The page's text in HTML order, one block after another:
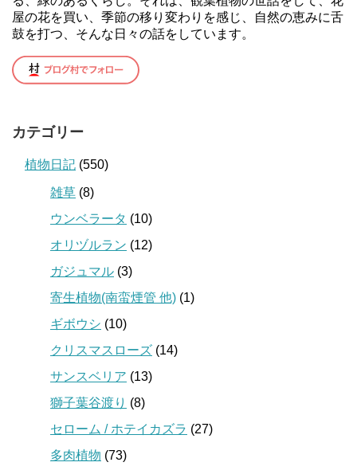
屋の花を買い、季節の移り変わりを感じ、自然の恵みに舌
鼓を打つ、そんな日々の話をしています。
カテゴリー
植物日記 (550)
雑草 (8)
ウンベラータ (10)
オリヅルラン (12)
ガジュマル (3)
寄生植物(南蛮煙管 他) (1)
ギボウシ (10)
クリスマスローズ (14)
サンスベリア (13)
獅子葉谷渡り (8)
セローム / ホテイカズラ (27)
多肉植物 (73)